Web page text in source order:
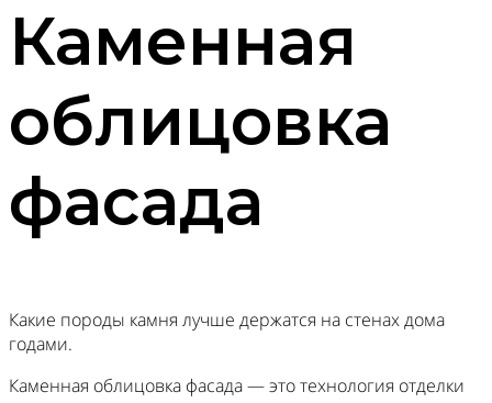
Каменная
облицовка
фасада
Какие породы камня лучше держатся на стенах дома
годами.
Каменная облицовка фасада — это технология отделки